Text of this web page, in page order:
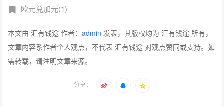
欧元兑加元(1)
本文由 汇有钱途 作者：admin 发表，其版权均为 汇有钱途 所有，
文章内容系作者个人观点，不代表 汇有钱途 对观点赞同或支持。如
需转载，请注明文章来源。
分享：